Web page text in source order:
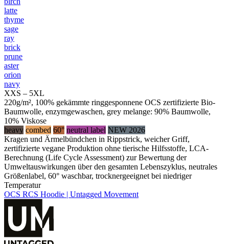
latte
thyme
sage
ray
brick
prune
aster
orion
navy
XXS – 5XL
220g/m², 100% gekämmte ringgesponnene OCS zertifizierte Bio-
Baumwolle, enzymgewaschen, grey melange: 90% Baumwolle,
10% Viskose
heavy combed 60° neutral label NEW 2026
Kragen und Ärmelbündchen in Rippstrick, weicher Griff,
zertifizierte vegane Produktion ohne tierische Hilfsstoffe, LCA-
Berechnung (Life Cycle Assessment) zur Bewertung der
Umweltauswirkungen über den gesamten Lebenszyklus, neutrales
Größenlabel, 60° waschbar, trocknergeeignet bei niedriger
Temperatur
OCS RCS Hoodie | Untagged Movement